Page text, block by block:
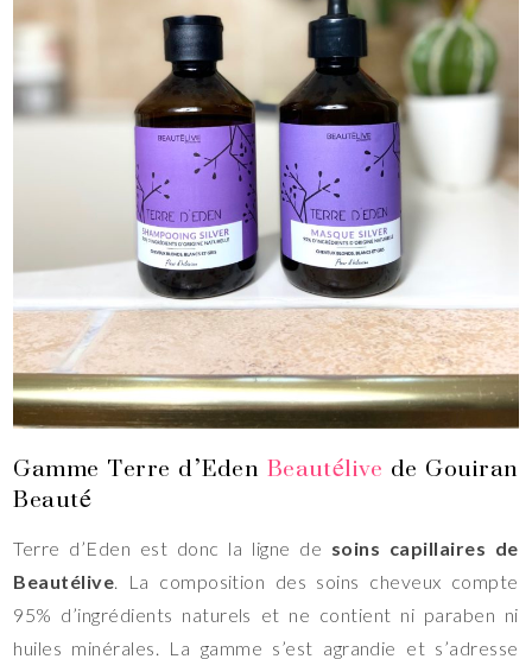
Gamme Terre d’EdenBeautélivede Gouiran
Beauté
Terre d’Eden est donc la ligne de soins capillaires de
Beautélive. La composition des soins cheveux compte
95% d’ingrédients naturels et ne contient ni paraben ni
huiles minérales. La gamme s’est agrandie et s’adresse